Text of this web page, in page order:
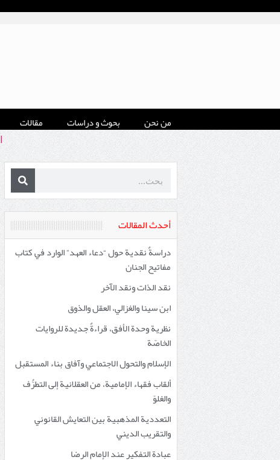
من نحن بحوث و دراسات مقالات
أحدث المقالات
دراسةٌ نقدية حول “دعاء العهد” الوارد في كتاب
مفاتيح الجنان
نقد الذات ونقد الآخر
ابن سينا والغزالي، العقل والذوق
نظرية وحدة الأفق، قراءةٌ جديدة للروايات
الخاصّة
الإسلام والتحول الاجتماعي وآفاق بناء المستقبل
ألقاب فقهاء الإمامية، من العقلانية إلى التطرُّف
والغلوّ
التعددية المذهبية بين التعايش القانوني
والتقريب الديني
عبادة التفكير عند الإمام الرضا